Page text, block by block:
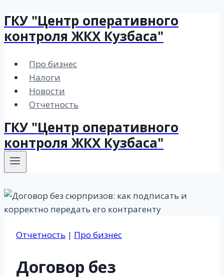
Перейти
к
содержимому
ГКУ "Центр оперативного
контроля ЖКХ Кузбаса"
Про бизнес
Налоги
Новости
Отчетность
ГКУ "Центр оперативного
контроля ЖКХ Кузбаса"
Отчетность | Про бизнес
Договор без